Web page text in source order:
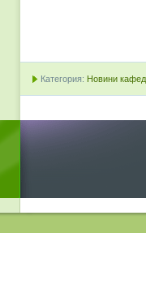
Категория: Новини